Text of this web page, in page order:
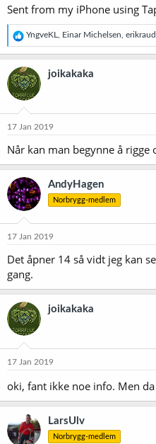
Sent from my iPhone using
R
e
a
k
s
j
o
e
YngveKL, Einar Michelsen,
joikakaka
17 Jan 2019
Når kan man begynne å rigge
AndyHagen
Norbrygg-medlem
17 Jan 2019
Det åpner 14 så vidt jeg kan
gang.
joikakaka
17 Jan 2019
oki, fant ikke noe info. Men
LarsUlv
Norbrygg-medlem